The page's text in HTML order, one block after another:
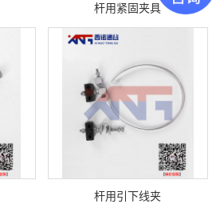
杆用紧固夹具
杆用引下线夹